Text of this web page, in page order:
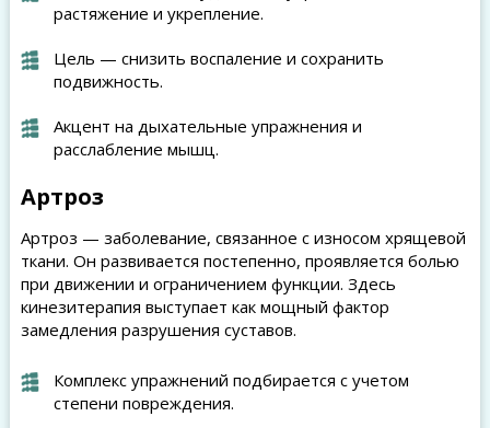
растяжение и укрепление.
Цель — снизить воспаление и сохранить
подвижность.
Акцент на дыхательные упражнения и
расслабление мышц.
Артроз
Артроз — заболевание, связанное с износом хрящевой
ткани. Он развивается постепенно, проявляется болью
при движении и ограничением функции. Здесь
кинезитерапия выступает как мощный фактор
замедления разрушения суставов.
Комплекс упражнений подбирается с учетом
степени повреждения.